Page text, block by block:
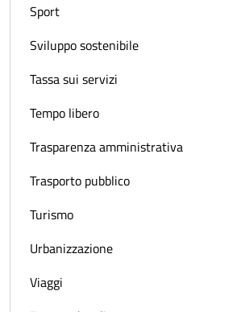
Sport
Sviluppo sostenibile
Tassa sui servizi
Tempo libero
Trasparenza amministrativa
Trasporto pubblico
Turismo
Urbanizzazione
Viaggi